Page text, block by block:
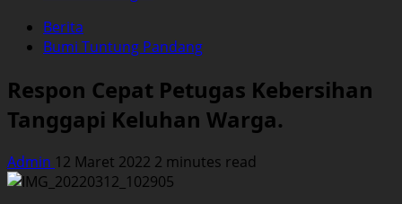
Berita
Bumi Tuntung Pandang
Respon Cepat Petugas Kebersihan
Tanggapi Keluhan Warga.
Admin 12 Maret 2022 2 minutes read